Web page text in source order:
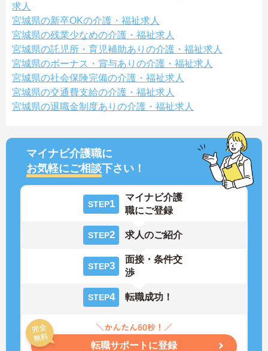
求人
宮城県の新卒OKの介護・福祉求人
宮城県の残業少なめの介護・福祉求人
宮城県の託児所・育児補助ありの介護・福祉求人
宮城県のボーナス・賞与ありの介護・福祉求人
宮城県の社会保険完備の介護・福祉求人
宮城県の交通費支給の介護・福祉求人
宮城県の退職金制度ありの介護・福祉求人
マイナビ介護職に
お気軽にご相談下さい！
STEP1
マイナビ介護
職にご登録
STEP2 求人のご紹介
STEP3
面接・条件交
渉
STEP4 転職成功！
転職サポートに登録